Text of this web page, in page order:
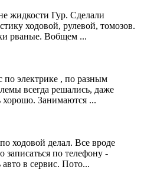
жидкости Гур. Сделали
ходовой, рулевой, томозов.
рваные. Вобщем ...
по электрике , по разным
всегда решались, даже
Занимаются ...
ходовой делал. Все вроде
записаться по телефону -
в сервис. Пото...